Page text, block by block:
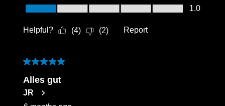
Value of Product, 1.0 out of 5
1.0
Helpful? (4) (2) Report
5 out of 5 stars.
Alles gut
JR